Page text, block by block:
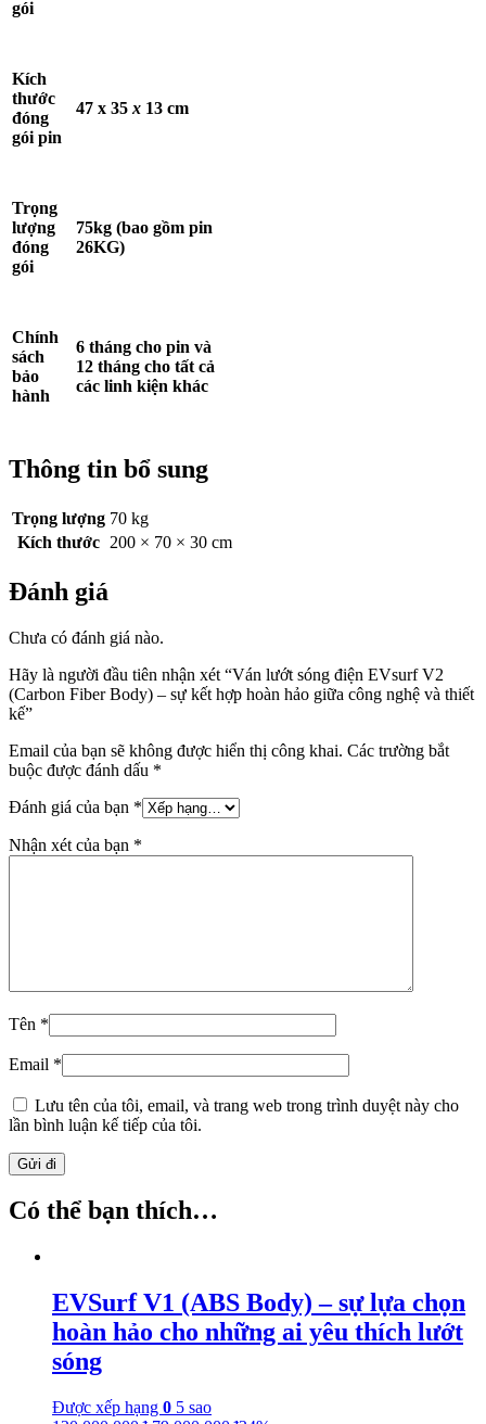
gói
Kích
thước
đóng
gói pin
47 x 35 x 13 cm
Trọng
lượng
đóng
gói
75kg (bao gồm pin
26KG)
Chính
sách
bảo
hành
6 tháng cho pin và
12 tháng cho tất cả
các linh kiện khác
Thông tin bổ sung
Trọng lượng 70 kg
Kích thước 200 × 70 × 30 cm
Đánh giá
Chưa có đánh giá nào.
Hãy là người đầu tiên nhận xét “Ván lướt sóng điện EVsurf V2
(Carbon Fiber Body) – sự kết hợp hoàn hảo giữa công nghệ và thiết
kế”
Email của bạn sẽ không được hiển thị công khai. Các trường bắt
buộc được đánh dấu *
Đánh giá của bạn *
Nhận xét của bạn *
Tên *
Email *
Lưu tên của tôi, email, và trang web trong trình duyệt này cho
lần bình luận kế tiếp của tôi.
Có thể bạn thích…
EVSurf V1 (ABS Body) – sự lựa chọn
hoàn hảo cho những ai yêu thích lướt
sóng
Được xếp hạng 0 5 sao